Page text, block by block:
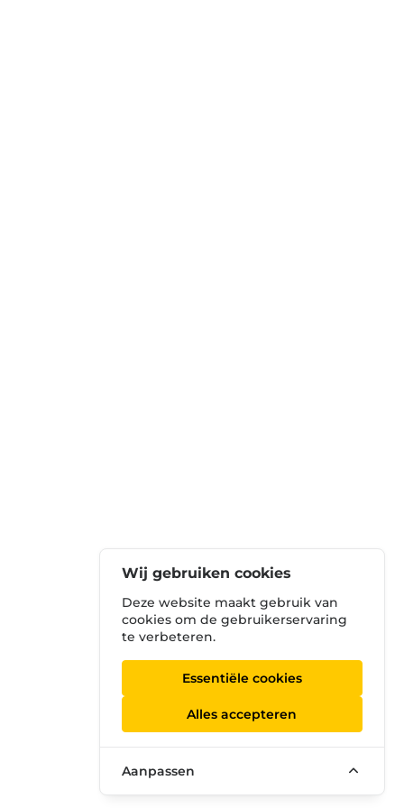
Wij gebruiken cookies
Deze website maakt gebruik van
cookies om de gebruikerservaring
te verbeteren.
Essentiële cookies
Alles accepteren
Aanpassen